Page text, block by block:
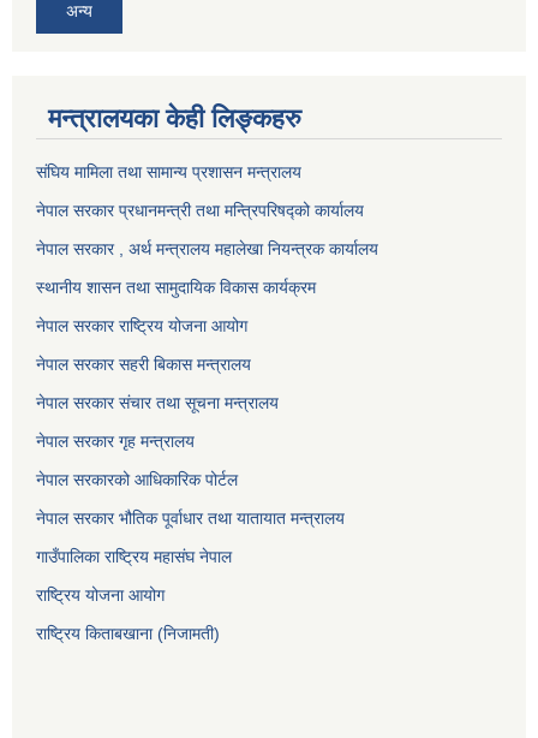
अन्य
मन्त्रालयका केही लिङ्कहरु
संघिय मामिला तथा सामान्य प्रशासन मन्त्रालय
नेपाल सरकार प्रधानमन्त्री तथा मन्त्रिपरिषद्को कार्यालय
नेपाल सरकार , अर्थ मन्त्रालय महालेखा नियन्त्रक कार्यालय
स्थानीय शासन तथा सामुदायिक विकास कार्यक्रम
नेपाल सरकार राष्ट्रिय योजना आयोग
नेपाल सरकार सहरी बिकास मन्त्रालय
नेपाल सरकार संचार तथा सूचना मन्त्रालय
नेपाल सरकार गृह मन्त्रालय
नेपाल सरकारको आधिकारिक पोर्टल
नेपाल सरकार भौतिक पूर्वाधार तथा यातायात मन्त्रालय
गाउँपालिका राष्ट्रिय महासंघ नेपाल
राष्ट्रिय योजना आयोग
राष्ट्रिय किताबखाना (निजामती)